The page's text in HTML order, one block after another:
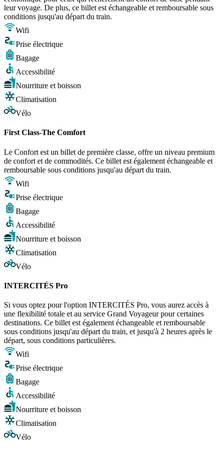
leur voyage. De plus, ce billet est échangeable et remboursable sous
conditions jusqu'au départ du train.
Wifi
Prise électrique
Bagage
Accessibilité
Nourriture et boisson
Climatisation
Vélo
First Class-The Comfort
Le Confort est un billet de première classe, offre un niveau premium
de confort et de commodités. Ce billet est également échangeable et
remboursable sous conditions jusqu'au départ du train.
Wifi
Prise électrique
Bagage
Accessibilité
Nourriture et boisson
Climatisation
Vélo
INTERCITÉS Pro
Si vous optez pour l'option INTERCITÉS Pro, vous aurez accès à
une flexibilité totale et au service Grand Voyageur pour certaines
destinations. Ce billet est également échangeable et remboursable
sous conditions jusqu'au départ du train, et jusqu'à 2 heures après le
départ, sous conditions particulières.
Wifi
Prise électrique
Bagage
Accessibilité
Nourriture et boisson
Climatisation
Vélo